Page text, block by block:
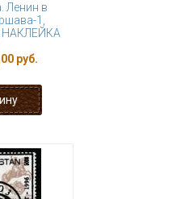
Ленин в
1,
НАКЛЕЙКА
руб.